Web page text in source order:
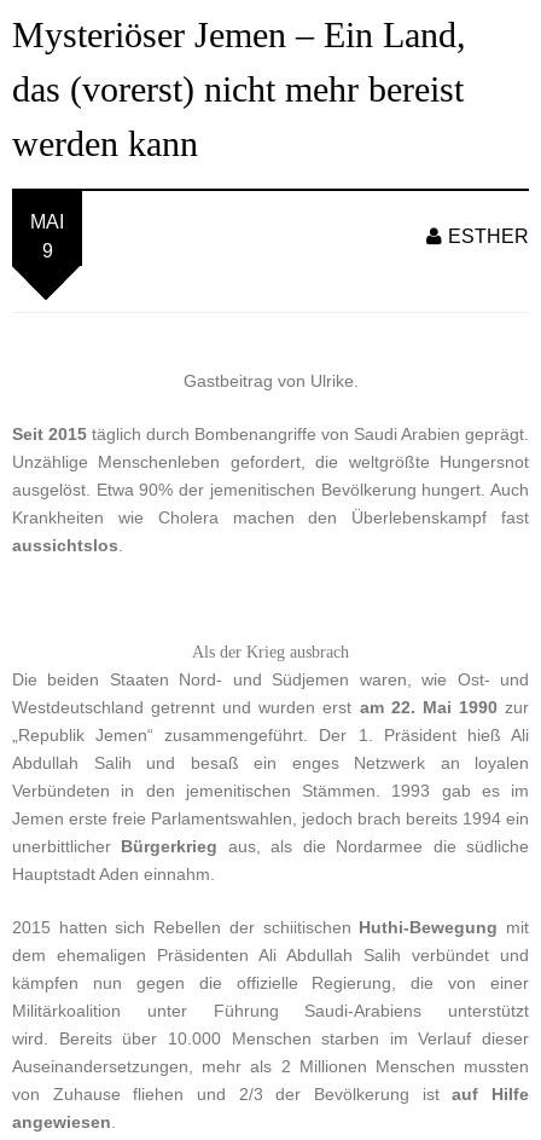
Mysteriöser Jemen – Ein Land,
das (vorerst) nicht mehr bereist
werden kann
MAI
9
ESTHER
Gastbeitrag von Ulrike.
Seit 2015 täglich durch Bombenangriffe von Saudi Arabien geprägt.
Unzählige Menschenleben gefordert, die weltgrößte Hungersnot
ausgelöst. Etwa 90% der jemenitischen Bevölkerung hungert. Auch
Krankheiten wie Cholera machen den Überlebenskampf fast
aussichtslos
Als der Krieg ausbrach
Die beiden Staaten Nord- und Südjemen waren, wie Ost- und
Westdeutschland getrennt und wurden erst am 22. Mai 1990zur
„Republik Jemen“ zusammengeführt. Der 1. Präsident hieß Ali
Abdullah Salih und besaß ein enges Netzwerk an loyalen
Verbündeten in den jemenitischen Stämmen. 1993 gab es im
Jemen erste freie Parlamentswahlen, jedoch brach bereits 1994 ein
unerbittlicher Bürgerkrieg aus, als die Nordarmee die südliche
Hauptstadt Aden einnahm.
2015 hatten sich Rebellen der schiitischen Huthi-Bewegung mit
dem ehemaligen Präsidenten Ali Abdullah Salih verbündet und
kämpfen nun gegen die offizielle Regierung, die von einer
Militärkoalition unter Führung Saudi-Arabiens unterstützt
wird. Bereits über 10.000 Menschen starben im Verlauf dieser
Auseinandersetzungen, mehr als 2 Millionen Menschen mussten
von Zuhause fliehen und 2/3 der Bevölkerung istauf Hilfe
angewiesen